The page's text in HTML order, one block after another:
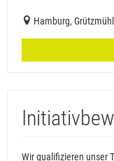
Hamburg,
Wir qualifizieren unser